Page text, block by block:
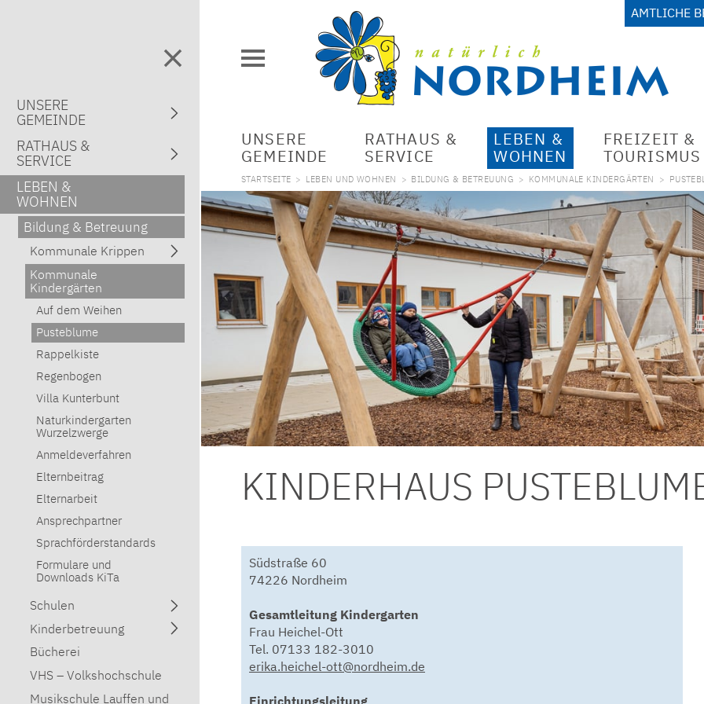
AMTLICHE
UNSERE
GEMEINDE
RATHAUS &
SERVICE
LEBEN &
WOHNEN
FREIZEIT &
TOURISMUS
STARTSEITE > LEBEN UND WOHNEN > BILDUNG & BETREUUNG > KOMMUNALE KINDERGÄRTEN >
KINDERHAUS
Südstraße 60
74226 Nordheim
Gesamtleitung Kindergarten
Frau Heichel-Ott
Tel. 07133 182-3010
erika.heichel-ott@nordheim.de
UNSERE
GEMEINDE
RATHAUS &
SERVICE
LEBEN &
WOHNEN
Bildung & Betreuung
Kommunale Krippen
Kommunale
Kindergärten
Auf dem Weihen
Pusteblume
Rappelkiste
Regenbogen
Villa Kunterbunt
Naturkindergarten
Wurzelzwerge
Anmeldeverfahren
Elternbeitrag
Elternarbeit
Ansprechpartner
Sprachförderstandards
Formulare und
Downloads KiTa
Schulen
Kinderbetreuung
Bücherei
VHS – Volkshochschule
Musikschule Lauffen und